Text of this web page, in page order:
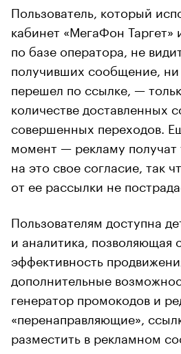
Пользователь, который
кабинет «МегаФон Таргет»
по базе оператора, не
получивших сообщение,
перешел по ссылке, —
количестве доставленных
совершенных переходов.
момент — рекламу получат
на это свое согласие, так
от ее рассылки не
Пользователям доступна
и аналитика, позволяющая
эффективность
дополнительные
генератор промокодов и
«перенаправляющие»,
разместить в рекламном